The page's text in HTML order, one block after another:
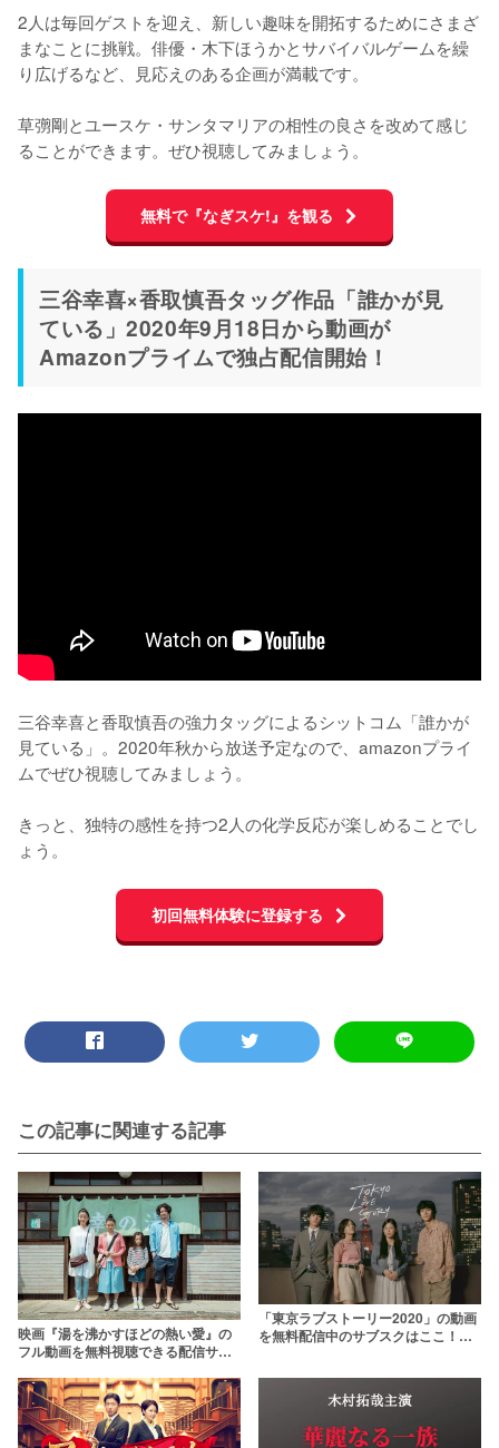
2人は毎回ゲストを迎え、新しい趣味を開拓するためにさまざ
まなことに挑戦。俳優・木下ほうかとサバイバルゲームを繰
り広げるなど、見応えのある企画が満載です。
草彅剛とユースケ・サンタマリアの相性の良さを改めて感じ
ることができます。ぜひ視聴してみましょう。
無料で『なぎスケ!』を観る
三谷幸喜×香取慎吾タッグ作品「誰かが見
ている」2020年9月18日から動画が
Amazonプライムで独占配信開始！
三谷幸喜と香取慎吾の強力タッグによるシットコム「誰かが
見ている」。2020年秋から放送予定なので、amazonプライ
ムでぜひ視聴してみましょう。
きっと、独特の感性を持つ2人の化学反応が楽しめることでし
ょう。
初回無料体験に登録する
この記事に関連する記事
映画『湯を沸かすほどの熱い愛』の
フル動画を無料視聴できる配信サー
「東京ラブストーリー2020」の動画
を無料配信中のサブスクはここ！